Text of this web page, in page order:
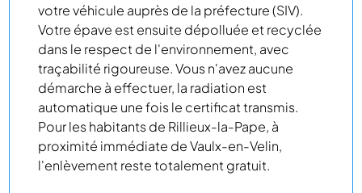
votre véhicule auprès de la préfecture (SIV).
Votre épave est ensuite dépolluée et recyclée
dans le respect de l'environnement, avec
traçabilité rigoureuse. Vous n'avez aucune
démarche à effectuer, la radiation est
automatique une fois le certificat transmis.
Pour les habitants de Rillieux-la-Pape, à
proximité immédiate de Vaulx-en-Velin,
l'enlèvement reste totalement gratuit.